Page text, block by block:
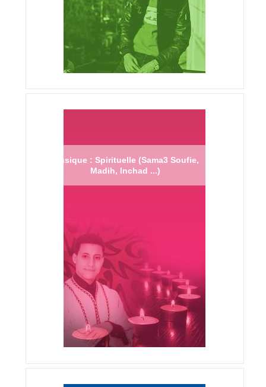
Musique : Spirituelle (Sama3 Soufie,
Madih, Inchad ...)